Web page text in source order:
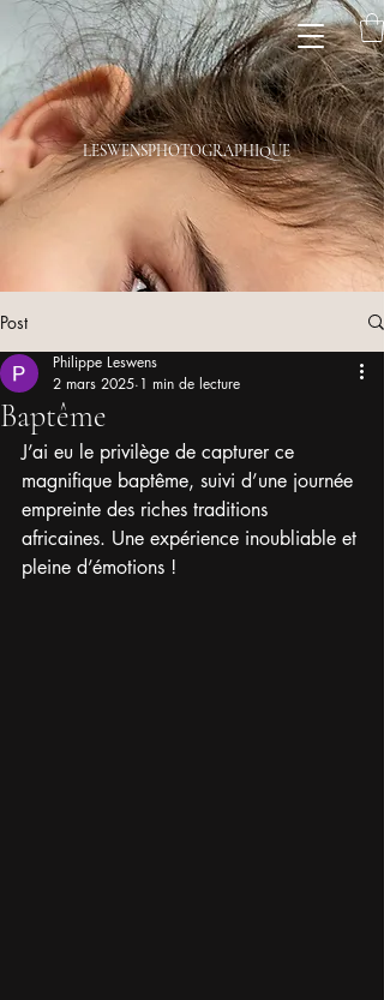
LESWENSPHOTOGRAPHIQUE
Post
Baptême
Philippe Leswens
2 mars 2025 1 min de lecture
J’ai eu le privilège de capturer ce
magnifique baptême, suivi d’une journée
empreinte des riches traditions
africaines. Une expérience inoubliable et
pleine d’émotions !